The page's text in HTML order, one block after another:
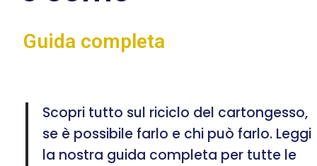
Guida completa
Scopri tutto sul riciclo del cartongesso,
se è possibile farlo e chi può farlo. Leggi
la nostra guida completa per tutte le